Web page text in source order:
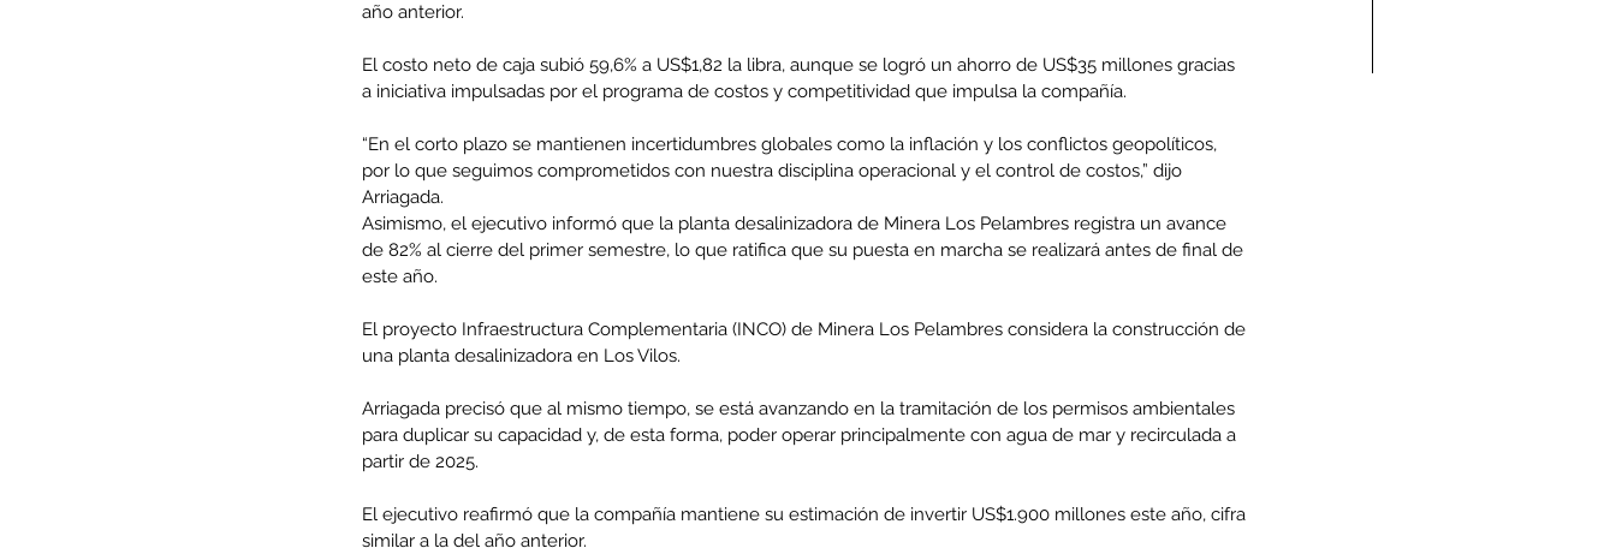
Minería del cobre enfrenta
operaciones avanzan en
inversión y eficiencia
Comunicado Bono Trimestral
Abril-Junio 2026
Humberto Vega Rivera
año anterior.
El costo neto de caja subió 59,6% a US$1,82 la libra, aunque se logró un ahorro de US$35 millones gracias
a iniciativa impulsadas por el programa de costos y competitividad que impulsa la compañía.
“En el corto plazo se mantienen incertidumbres globales como la inflación y los conflictos geopolíticos,
por lo que seguimos comprometidos con nuestra disciplina operacional y el control de costos,” dijo
Arriagada.
Asimismo, el ejecutivo informó que la planta desalinizadora de Minera Los Pelambres registra un avance
de 82% al cierre del primer semestre, lo que ratifica que su puesta en marcha se realizará antes de final de
este año.
El proyecto Infraestructura Complementaria (INCO) de Minera Los Pelambres considera la construcción de
una planta desalinizadora en Los Vilos.
Arriagada precisó que al mismo tiempo, se está avanzando en la tramitación de los permisos ambientales
para duplicar su capacidad y, de esta forma, poder operar principalmente con agua de mar y recirculada a
partir de 2025.
El ejecutivo reafirmó que la compañía mantiene su estimación de invertir US$1.900 millones este año, cifra
similar a la del año anterior.